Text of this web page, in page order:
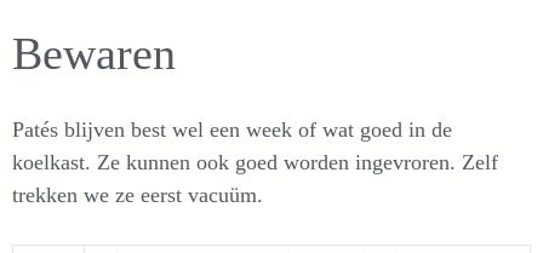
Bewaren
Patés blijven best wel een week of wat goed in de
koelkast. Ze kunnen ook goed worden ingevroren. Zelf
trekken we ze eerst vacuüm.